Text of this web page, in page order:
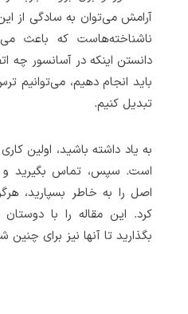
آرامش می‌توان به سادگی از
ناشناخته‌هاست که باعث
دانستن اینکه در آسانسور چه
باید انجام دهیم، می‌توانیم
تبدیل کنیم.
به یاد داشته باشید، اولین
است. سپس، تماس بگیرید و
اصل را به خاطر بسپارید،
کرد. این مقاله را با
بگذارید تا آنها نیز برای چنین